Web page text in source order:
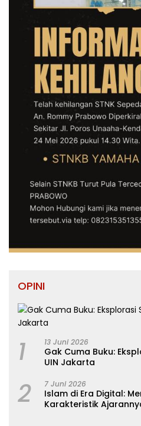
OPINI
1 13 Juni 2026
Gak Cuma Buku:
UIN Jakarta
2 7 Juni 2026
Islam di Era Digital:
Karakteristik